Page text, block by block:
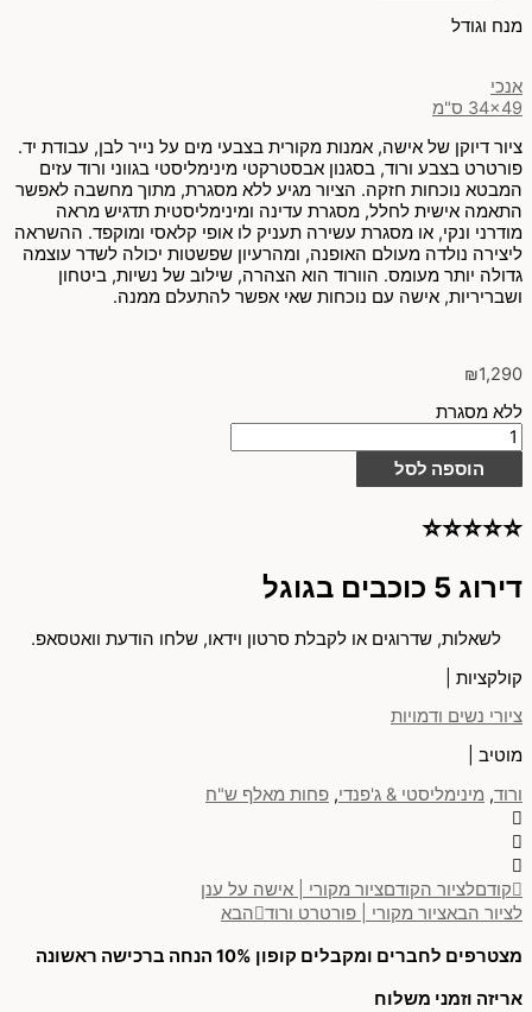
מנח וגודל
אנכי
34x49 ס"מ
ציור דיוקן של אישה, אמנות מקורית בצבעי מים על נייר לבן, עבודת יד.
פורטרט בצבע ורוד, בסגנון אבסטרקטי מינימליסטי בגווני ורוד עזים
המבטא נוכחות חזקה. הציור מגיע ללא מסגרת, מתוך מחשבה לאפשר
התאמה אישית לחלל, מסגרת עדינה ומינימליסטית תדגיש מראה
מודרני ונקי, או מסגרת עשירה תעניק לו אופי קלאסי ומוקפד. ההשראה
ליצירה נולדה מעולם האופנה, ומהרעיון שפשטות יכולה לשדר עוצמה
גדולה יותר מעומס. הוורוד הוא הצהרה, שילוב של נשיות, ביטחון
ושבריריות, אישה עם נוכחות שאי אפשר להתעלם ממנה.
₪1,290
ללא מסגרת
הוספה לסל
⭐⭐⭐⭐⭐
דירוג 5 כוכבים בגוגל
לשאלות, שדרוגים או לקבלת סרטון וידאו, שלחו הודעת וואטסאפ.
קולקציות |
ציורי נשים ודמויות
מוטיב |
ורוד, מינימליסטי & ג'פנדי, פחות מאלף ש"ח
קודםלציור הקודםציור מקורי | אישה על ענן
לציור הבאציור מקורי | פורטרט ורוד הבא
מצטרפים לחברים ומקבלים קופון 10% הנחה ברכישה ראשונה
אריזה וזמני משלוח